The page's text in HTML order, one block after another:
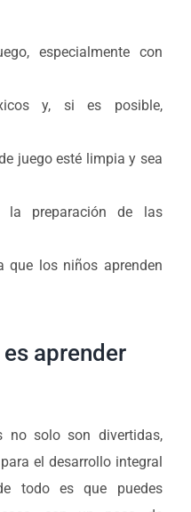
especialmente con
y, si es posible,
juego esté limpia y sea
preparación de las
que los niños aprenden
aprender
no solo son divertidas,
el desarrollo integral
todo es que puedes